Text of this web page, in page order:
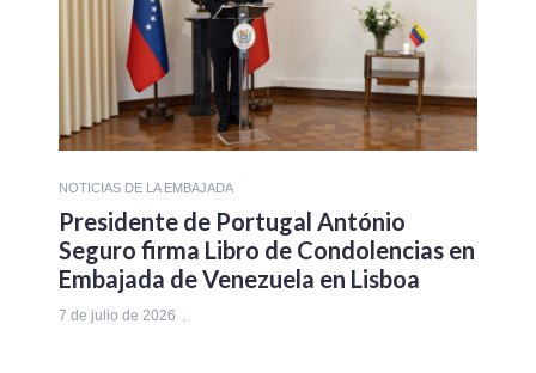
NOTICIAS DE LA EMBAJADA
Presidente de Portugal António
Seguro firma Libro de Condolencias en
Embajada de Venezuela en Lisboa
7 de julio de 2026